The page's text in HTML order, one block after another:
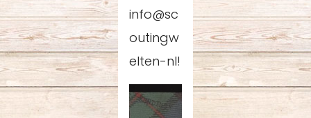
info@sc
outingw
elten-nl!